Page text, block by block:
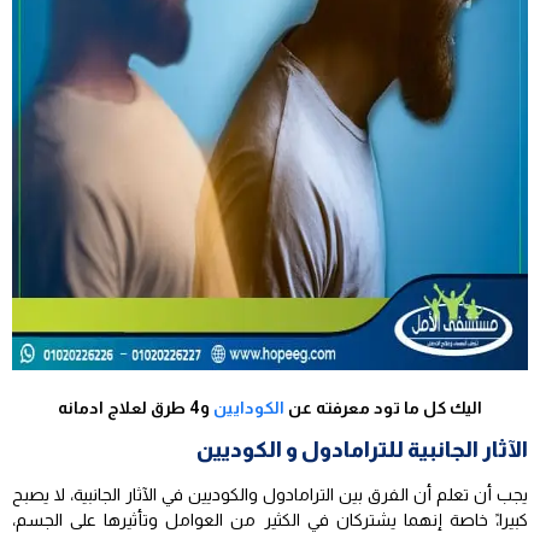
اليك كل ما تود معرفته عن الكودايين و4 طرق لعلاج ادمانه
الآثار الجانبية للترامادول و الكوديين
يجب أن تعلم أن الفرق بين الترامادول والكوديين في الآثار الجانبية، لا يصبح
كبيرا،ً خاصة إنهما يشتركان في الكثير من العوامل وتأثيرها على الجسم،